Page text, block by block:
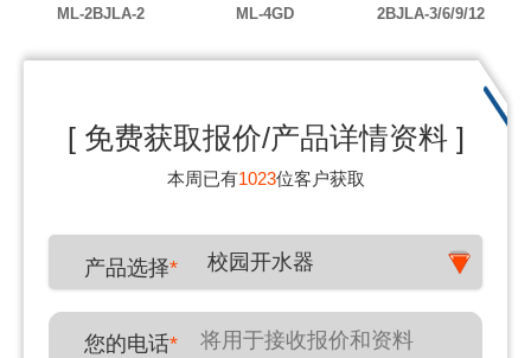
ML-2BJLA-2
ML-4GD
2BJLA-3/6/9/12
[ 免费获取报价/产品详情资料 ]
本周已有1023位客户获取
产品选择* 校园开水器
您的电话*